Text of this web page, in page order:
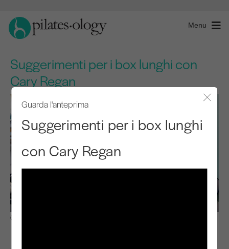
Menu
Suggerimenti per i box lunghi con
Cary Regan
Guarda l'anteprima
Suggerimenti per i box lunghi
con Cary Regan
Osservare e imparare